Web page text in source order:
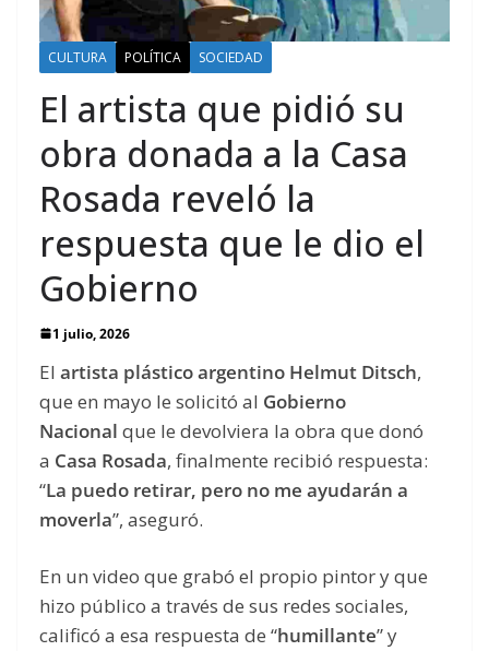
CULTURA POLÍTICA SOCIEDAD
El artista que pidió su
obra donada a la Casa
Rosada reveló la
respuesta que le dio el
Gobierno
1 julio, 2026
El artista plástico argentino Helmut Ditsch,
que en mayo le solicitó al Gobierno
Nacional que le devolviera la obra que donó
a Casa Rosada, finalmente recibió respuesta:
“La puedo retirar, pero no me ayudarán a
moverla”, aseguró.
En un video que grabó el propio pintor y que
hizo público a través de sus redes sociales,
calificó a esa respuesta de “humillante” y